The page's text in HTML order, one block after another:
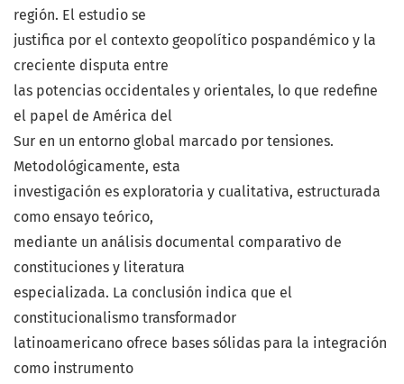
región. El estudio se
justifica por el contexto geopolítico pospandémico y la
creciente disputa entre
las potencias occidentales y orientales, lo que redefine
el papel de América del
Sur en un entorno global marcado por tensiones.
Metodológicamente, esta
investigación es exploratoria y cualitativa, estructurada
como ensayo teórico,
mediante un análisis documental comparativo de
constituciones y literatura
especializada. La conclusión indica que el
constitucionalismo transformador
latinoamericano ofrece bases sólidas para la integración
como instrumento